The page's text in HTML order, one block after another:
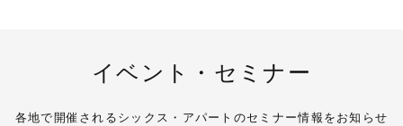
イベント・セミナー
各地で開催されるシックス・アパートのセミナー情報をお知らせ